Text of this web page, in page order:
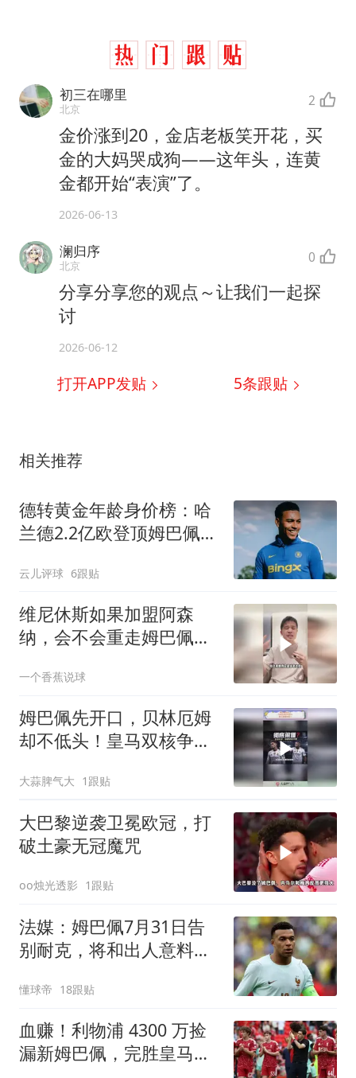
初三在哪里
北京 2
金价涨到20，金店老板笑开花，买
金的大妈哭成狗——这年头，连黄
金都开始“表演”了。
2026-06-13
澜归序
北京 0
分享分享您的观点～让我们一起探
讨
2026-06-12
打开APP发贴 5条跟贴
相关推荐
德转黄金年龄身价榜：哈
兰德2.2亿欧登顶姆巴佩第
云儿评球 6跟贴
维尼休斯如果加盟阿森
纳，会不会重走姆巴佩的
一个香蕉说球
姆巴佩先开口，贝林厄姆
却不低头！皇马双核争第
大蒜脾气大 1跟贴
大巴黎逆袭卫冕欧冠，打
破土豪无冠魔咒
oo烛光透影 1跟贴
法媒：姆巴佩7月31日告
别耐克，将和出人意料的
懂球帝 18跟贴
血赚！利物浦 4300 万捡
漏新姆巴佩，完胜皇马